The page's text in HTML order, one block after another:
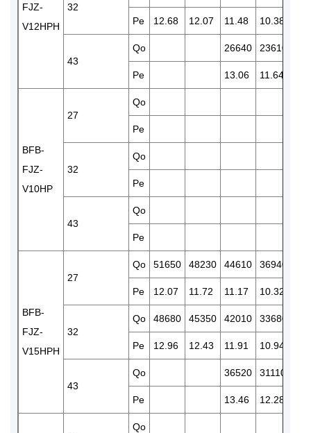
FJZ-
V12HPH
32
Pe 12.68 12.07 11.48 10.38
43
Qo 26640 23610
Pe 13.06 11.64
BFB-
FJZ-
V10HP
27
Qo
Pe
32
Qo
Pe
43
Qo
Pe
BFB-
FJZ-
V15HPH
27
Qo 51650 48230 44610 36940
Pe 12.07 11.72 11.17 10.32
32
Qo 48680 45350 42010 33680
Pe 12.96 12.43 11.91 10.94
43
Qo 36520 31110
Pe 13.46 12.28
Qo